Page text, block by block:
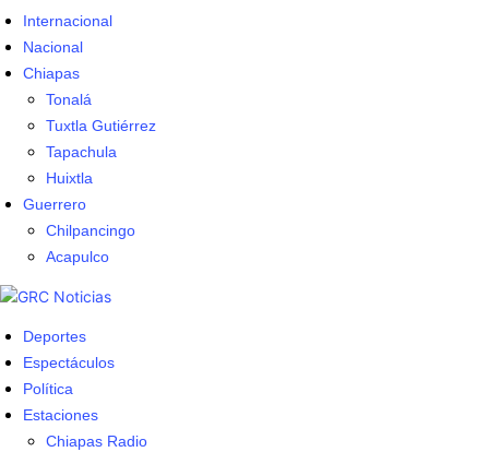
Internacional
Nacional
Chiapas
Tonalá
Tuxtla Gutiérrez
Tapachula
Huixtla
Guerrero
Chilpancingo
Acapulco
Deportes
Espectáculos
Política
Estaciones
Chiapas Radio